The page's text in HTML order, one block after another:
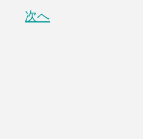
次へ